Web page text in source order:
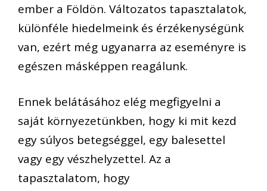
ember a Földön. Változatos tapasztalatok,
különféle hiedelmeink és érzékenységünk
van, ezért még ugyanarra az eseményre is
egészen másképpen reagálunk.
Ennek belátásához elég megfigyelni a
saját környezetünkben, hogy ki mit kezd
egy súlyos betegséggel, egy balesettel
vagy egy vészhelyzettel. Az a
tapasztalatom, hogy